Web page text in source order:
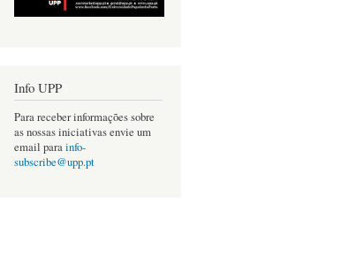
Info UPP
Para receber informações sobre
as nossas iniciativas envie um
email parainfo-
subscribe@upp.pt